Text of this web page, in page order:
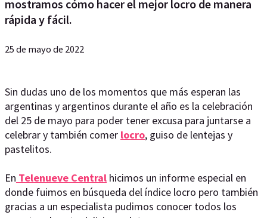
mostramos cómo hacer el mejor locro de manera
rápida y fácil.
25 de mayo de 2022
Sin dudas uno de los momentos que más esperan las
argentinas y argentinos durante el año es la celebración
del 25 de mayo para poder tener excusa para juntarse a
celebrar y también comer locro, guiso de lentejas y
pastelitos.
En Telenueve Central hicimos un informe especial en
donde fuimos en búsqueda del índice locro pero también
gracias a un especialista pudimos conocer todos los